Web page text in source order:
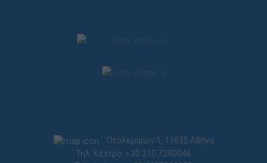
Πτολεμαίων 1, 11635 Αθήνα
Τηλ. Κέντρο: +30 210.7290046